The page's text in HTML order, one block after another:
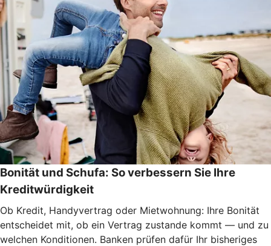
Bonität und Schufa: So verbessern Sie Ihre
Kreditwürdigkeit
Ob Kredit, Handyvertrag oder Mietwohnung: Ihre Bonität
entscheidet mit, ob ein Vertrag zustande kommt — und zu
welchen Konditionen. Banken prüfen dafür Ihr bisheriges